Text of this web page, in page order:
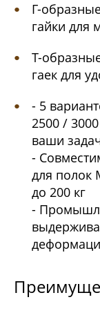
Г-
гайки для
Т-
гаек для
- 5
2500 /
ваши
-
для полок
до 200 кг
-